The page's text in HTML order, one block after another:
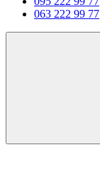
063 222 99 77